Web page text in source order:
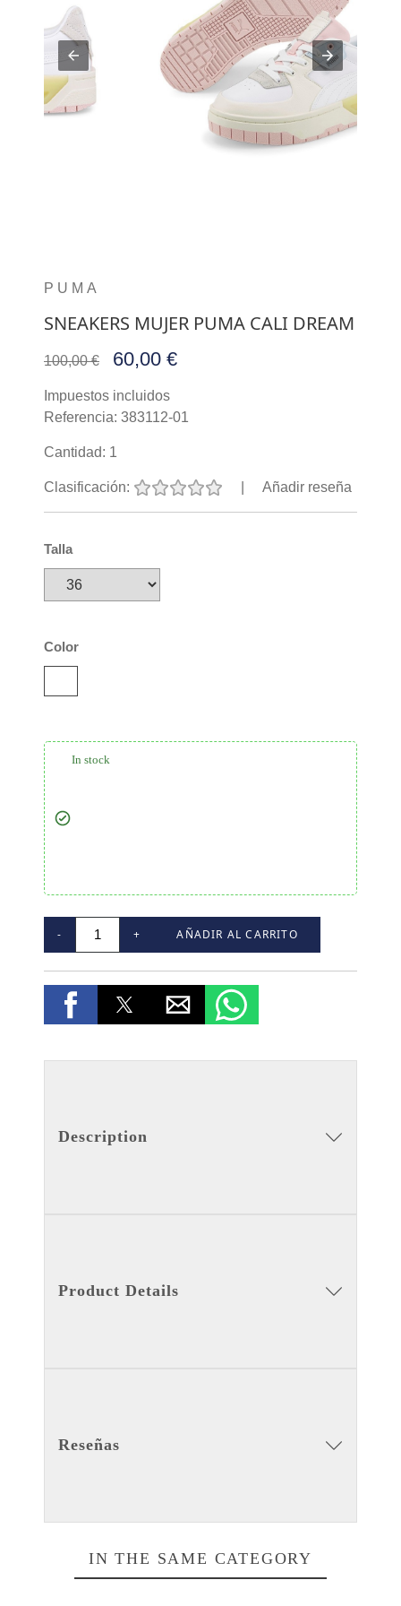
PUMA
SNEAKERS MUJER PUMA CALI DREAM
100,00 € 60,00 €
Impuestos incluidos
Referencia: 383112-01
Cantidad: 1
Clasificación: Añadir reseña
Talla
Color
In stock
- + AÑADIR AL CARRITO
Description
Product Details
Reseñas
IN THE SAME CATEGORY